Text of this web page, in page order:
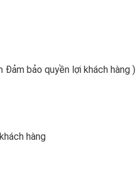
Đảm bảo quyền lợi khách hàng )
hàng